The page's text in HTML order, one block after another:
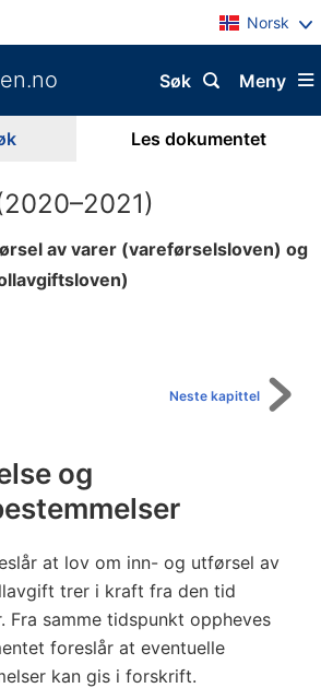
Norsk
Meny
Søk
Les dokumentet
av varer (vareførselsloven) og
Neste kapittel
og
at lov om inn- og utførsel av
trer i kraft fra den tid
Fra samme tidspunkt oppheves
foreslår at eventuelle
kan gis i forskrift.